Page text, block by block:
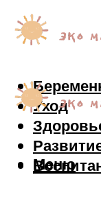
Уход
Меню